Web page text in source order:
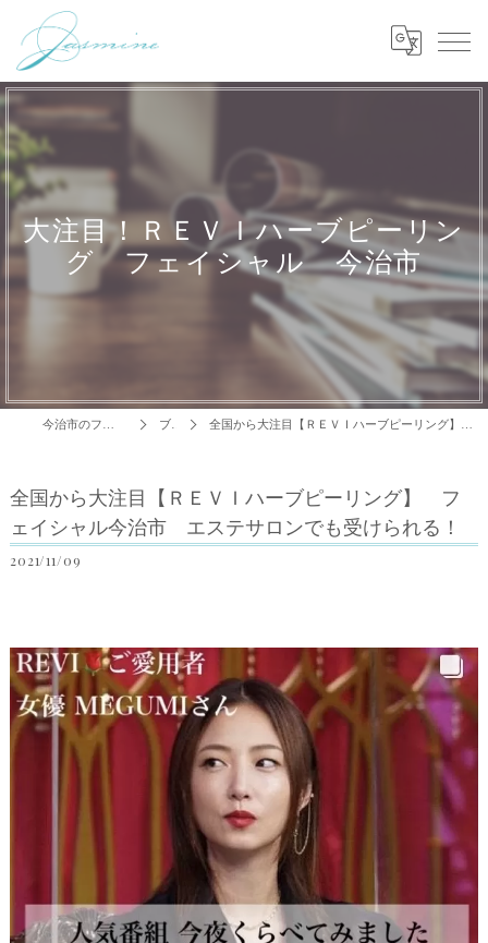
大注目！ＲＥＶＩハーブピーリン
グ フェイシャル 今治市
ブログ 全国から大注目【ＲＥＶＩハーブピーリング】 フェイシャル今治市 エステサロンでも受けられる！
全国から大注目【ＲＥＶＩハーブピーリング】 フ
ェイシャル今治市 エステサロンでも受けられる！
2021/11/09